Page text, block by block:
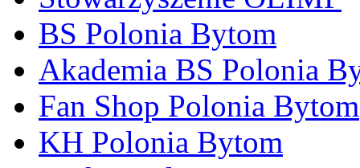
BS Polonia Bytom
Akademia BS Polonia
Fan Shop Polonia Bytom
KH Polonia Bytom